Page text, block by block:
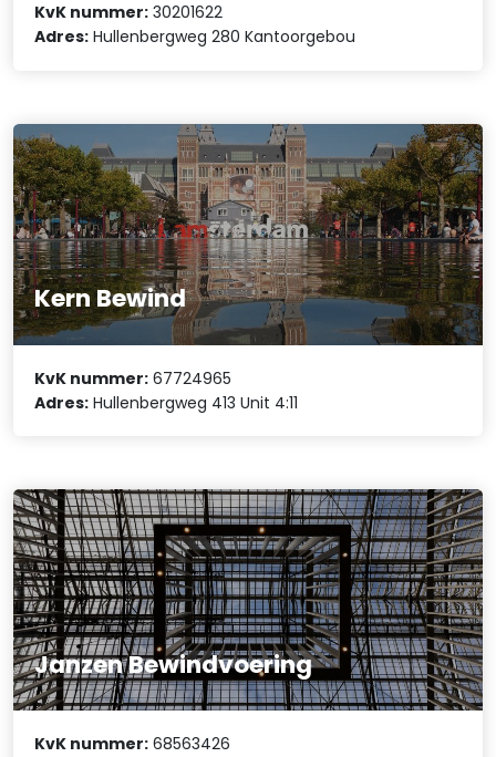
KvK nummer: 30201622
Adres: Hullenbergweg 280 Kantoorgebou
Kern Bewind
KvK nummer: 67724965
Adres: Hullenbergweg 413 Unit 4:11
Janzen Bewindvoering
KvK nummer: 68563426